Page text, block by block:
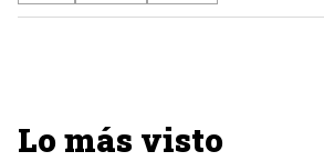
Lo más visto